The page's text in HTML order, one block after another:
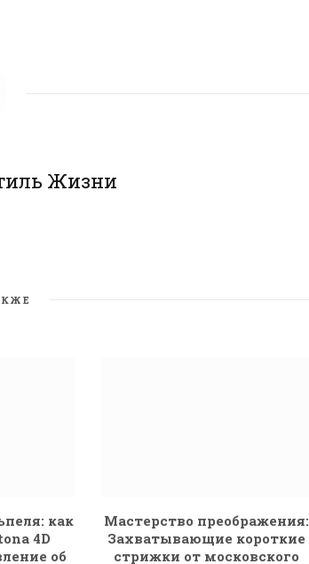
Жизни
как
4D
об
Мастерство преображения:
Захватывающие короткие
стрижки от московского